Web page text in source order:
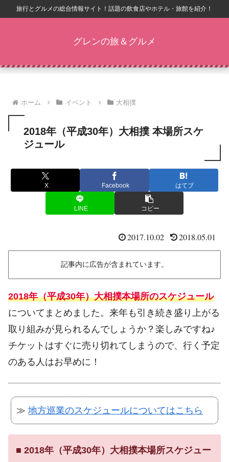
旅行とグルメの総合情報サイト！話題の飲食店やホテル・旅館を紹介！
グレンの旅＆グルメ
ホーム イベント 大相撲
2018年（平成30年）大相撲 本場所スケ
ジュール
X Facebook はてブ
LINE コピー
2017.10.02 2018.05.01
記事内に広告が含まれています。
2018年（平成30年）大相撲本場所のスケジュール
についてまとめました。来年も引き続き盛り上がる
取り組みが見られるんでしょうか？楽しみですね♪
チケットはすぐに売り切れてしまうので、行く予定
のある人はお早めに！
≫ 地方巡業のスケジュールについてはこちら
■ 2018年（平成30年）大相撲本場所スケジュー